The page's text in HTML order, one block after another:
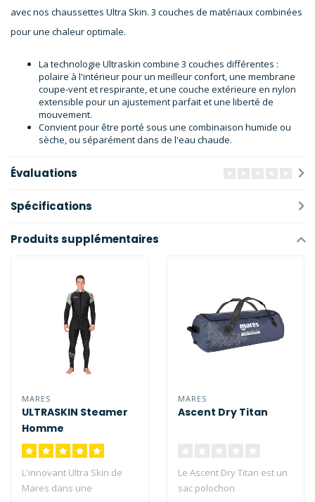
avec nos chaussettes Ultra Skin. 3 couches de matériaux combinées
pour une chaleur optimale.
La technologie Ultraskin combine 3 couches différentes :
polaire à l'intérieur pour un meilleur confort, une membrane
coupe-vent et respirante, et une couche extérieure en nylon
extensible pour un ajustement parfait et une liberté de
mouvement.
Convient pour être porté sous une combinaison humide ou
sèche, ou séparément dans de l'eau chaude.
Évaluations
Spécifications
Produits supplémentaires
MARES
ULTRASKIN Steamer
Homme
L'innovant Ultra Skin de
Mares dans une
MARES
Ascent Dry Titan
Le Ascent Dry Titan est un
sac polochon